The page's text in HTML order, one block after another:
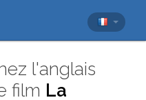
l'anglais
film La